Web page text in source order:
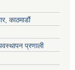
काठमाडौं
प्रणाली